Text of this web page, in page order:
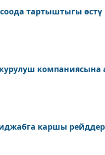
тартыштыгы өстү
компаниясына
каршы рейддер